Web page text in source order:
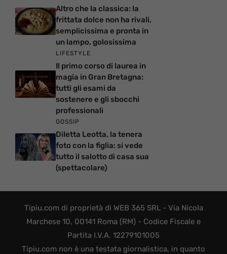
Altro che la classica: la
frittata dolce non ha rivali,
semplicissima e pronta in
un lampo, golosissima
LIFESTYLE
Il primo corso di laurea in
magia in Gran Bretagna:
tutti gli esami da
sostenere e gli sbocchi
professionali
GOSSIP
Diletta Leotta, la tenera
foto con la figlia: si vede
tutto il salotto di casa sua
(spettacolare)
Tipiu.com di proprietà di WEB 365 SRL - Via Nicola
Marchese 10, 00141 Roma (RM) - Codice Fiscale e
Partita I.V.A. 12279101005
Tipiu.com non è una testata giornalistica, in quanto